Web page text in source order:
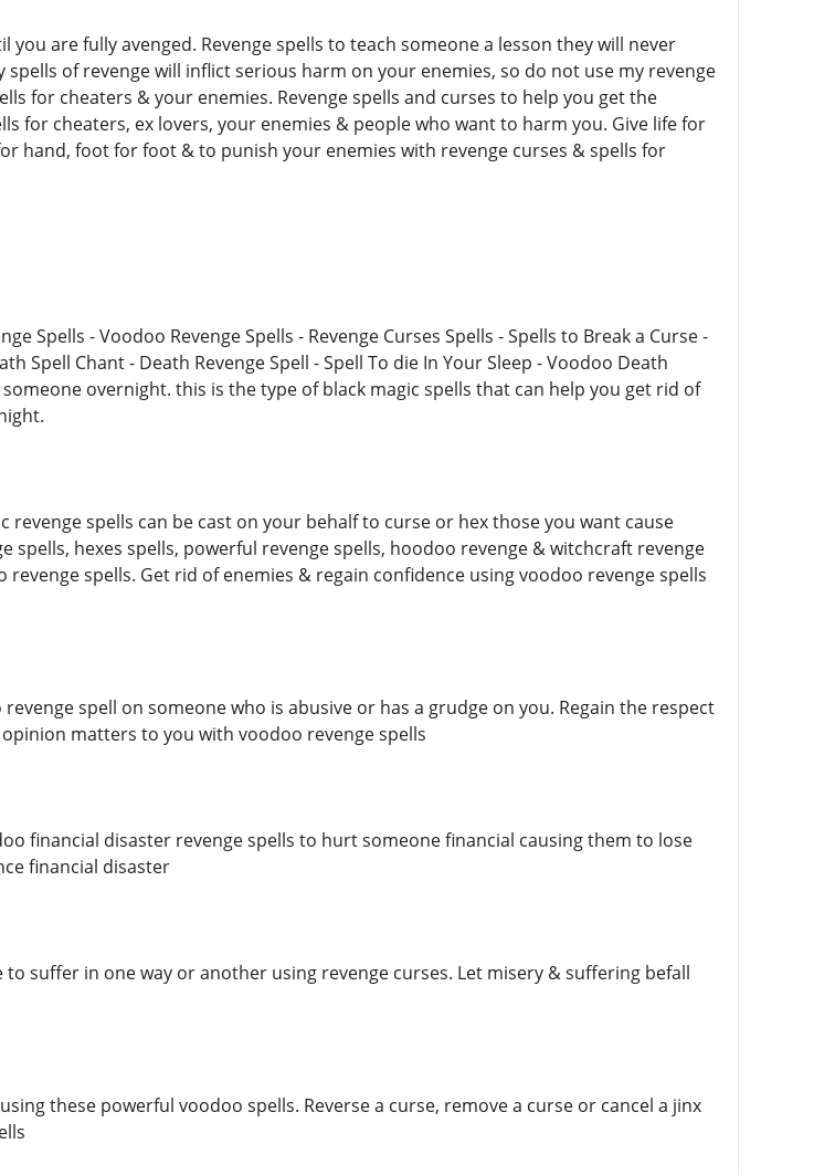
you are fully avenged. Revenge spells to teach someone a lesson they will never
of revenge will inflict serious harm on your enemies, so do not use my revenge
for cheaters & your enemies. Revenge spells and curses to help you get the
for cheaters, ex lovers, your enemies & people who want to harm you. Give life for
hand, foot for foot & to punish your enemies with revenge curses & spells for
Spells - Voodoo Revenge Spells - Revenge Curses Spells - Spells to Break a Curse -
Spell Chant - Death Revenge Spell - Spell To die In Your Sleep - Voodoo Death
overnight. this is the type of black magic spells that can help you get rid of
revenge spells can be cast on your behalf to curse or hex those you want cause
spells, hexes spells, powerful revenge spells, hoodoo revenge & witchcraft revenge
spells. Get rid of enemies & regain confidence using voodoo revenge spells
spell on someone who is abusive or has a grudge on you. Regain the respect
matters to you with voodoo revenge spells
financial disaster revenge spells to hurt someone financial causing them to lose
financial disaster
to suffer in one way or another using revenge curses. Let misery & suffering befall
these powerful voodoo spells. Reverse a curse, remove a curse or cancel a jinx